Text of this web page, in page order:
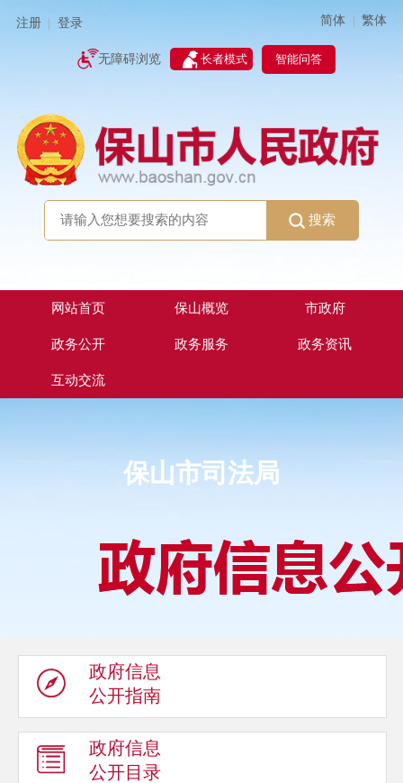
注册 登录 简体 | 繁体
无障碍浏览 长者模式 智能问答
搜索
网站首页 保山概览 市政府
政务公开 政务服务 政务资讯
互动交流
保山市司法局
政府信息
公开指南
政府信息
公开目录